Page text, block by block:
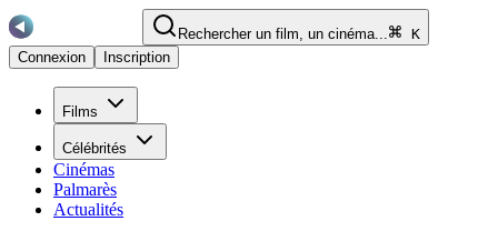
Rechercher un film, un cinéma...
K
Connexion
Inscription
Films
Célébrités
Cinémas
Palmarès
Actualités